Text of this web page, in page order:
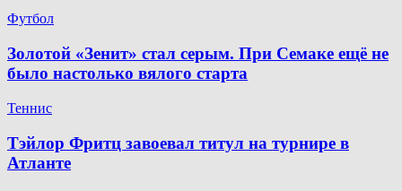
Футбол
Золотой «Зенит» стал серым. При Семаке ещё не
было настолько вялого старта
Теннис
Тэйлор Фритц завоевал титул на турнире в
Атланте